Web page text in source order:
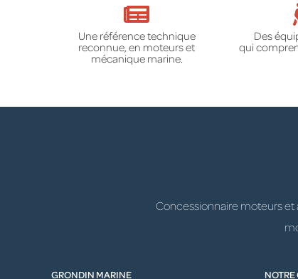
Une référence technique
reconnue, en moteurs et
mécanique marine.
Des
qui
Concessionnaire moteurs
GRONDIN MARINE NOTRE